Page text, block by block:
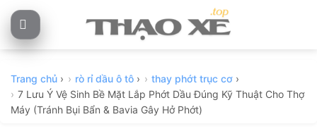
Skip
to
Trang chủ › rò rỉ dầu ô tô › thay phớt trục cơ ›
7 Lưu Ý Vệ Sinh Bề Mặt Lắp Phớt Dầu Đúng Kỹ Thuật Cho Thợ
Máy (Tránh Bụi Bẩn & Bavia Gây Hở Phớt)